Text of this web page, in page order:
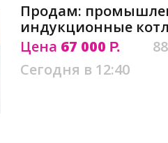
Продам:
индукционные
Цена 67 000 Р.
Сегодня в 12:40